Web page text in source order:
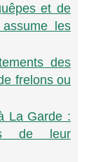
et de
les
des
frelons ou
La Garde :
de leur